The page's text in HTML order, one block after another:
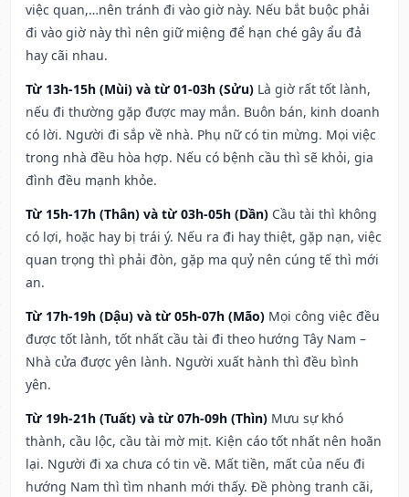
việc quan,…nên tránh đi vào giờ này. Nếu bắt buộc phải
đi vào giờ này thì nên giữ miệng để hạn ché gây ẩu đả
hay cãi nhau.
Từ 13h-15h (Mùi) và từ 01-03h (Sửu) Là giờ rất tốt lành,
nếu đi thường gặp được may mắn. Buôn bán, kinh doanh
có lời. Người đi sắp về nhà. Phụ nữ có tin mừng. Mọi việc
trong nhà đều hòa hợp. Nếu có bệnh cầu thì sẽ khỏi, gia
đình đều mạnh khỏe.
Từ 15h-17h (Thân) và từ 03h-05h (Dần) Cầu tài thì không
có lợi, hoặc hay bị trái ý. Nếu ra đi hay thiệt, gặp nạn, việc
quan trọng thì phải đòn, gặp ma quỷ nên cúng tế thì mới
an.
Từ 17h-19h (Dậu) và từ 05h-07h (Mão) Mọi công việc đều
được tốt lành, tốt nhất cầu tài đi theo hướng Tây Nam –
Nhà cửa được yên lành. Người xuất hành thì đều bình
yên.
Từ 19h-21h (Tuất) và từ 07h-09h (Thìn) Mưu sự khó
thành, cầu lộc, cầu tài mờ mịt. Kiện cáo tốt nhất nên hoãn
lại. Người đi xa chưa có tin về. Mất tiền, mất của nếu đi
hướng Nam thì tìm nhanh mới thấy. Đề phòng tranh cãi,